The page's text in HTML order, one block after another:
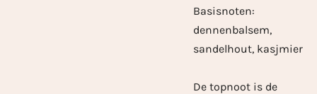
Basisnoten:
dennenbalsem,
sandelhout, kasjmier
De topnoot is de